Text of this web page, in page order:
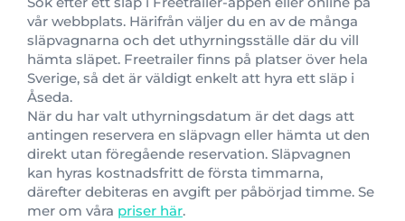
vår webbplats. Härifrån väljer du en av de många
släpvagnarna och det uthyrningsställe där du vill
hämta släpet. Freetrailer finns på platser över hela
Sverige, så det är väldigt enkelt att hyra ett släp i
Åseda.
När du har valt uthyrningsdatum är det dags att
antingen reservera en släpvagn eller hämta ut den
direkt utan föregående reservation. Släpvagnen
kan hyras kostnadsfritt de första timmarna,
därefter debiteras en avgift per påbörjad timme. Se
mer om våra priser här.